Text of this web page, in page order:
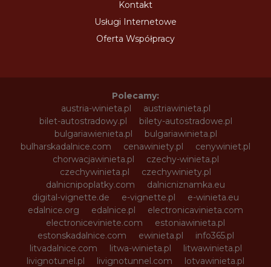
Kontakt
Usługi Internetowe
Oferta Współpracy
Polecamy:
austria-winieta.pl
austriawinieta.pl
bilet-autostradowy.pl
bilety-autostradowe.pl
bulgariawienieta.pl
bulgariawinieta.pl
bulharskadalnice.com
cenawiniety.pl
cenywiniet.pl
chorwacjawinieta.pl
czechy-winieta.pl
czechywinieta.pl
czechywiniety.pl
dalnicnipoplatky.com
dalnicniznamka.eu
digital-vignette.de
e-vignette.pl
e-winieta.eu
edalnice.org
edalnice.pl
electronicavinieta.com
electroniceviniete.com
estoniawinieta.pl
estonskadalnice.com
ewinieta.pl
info365.pl
litvadalnice.com
litwa-winieta.pl
litwawinieta.pl
livignotunel.pl
livignotunnel.com
lotvawinieta.pl